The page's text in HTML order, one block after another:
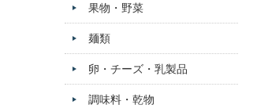
果物・野菜
麺類
卵・チーズ・乳製品
調味料・乾物